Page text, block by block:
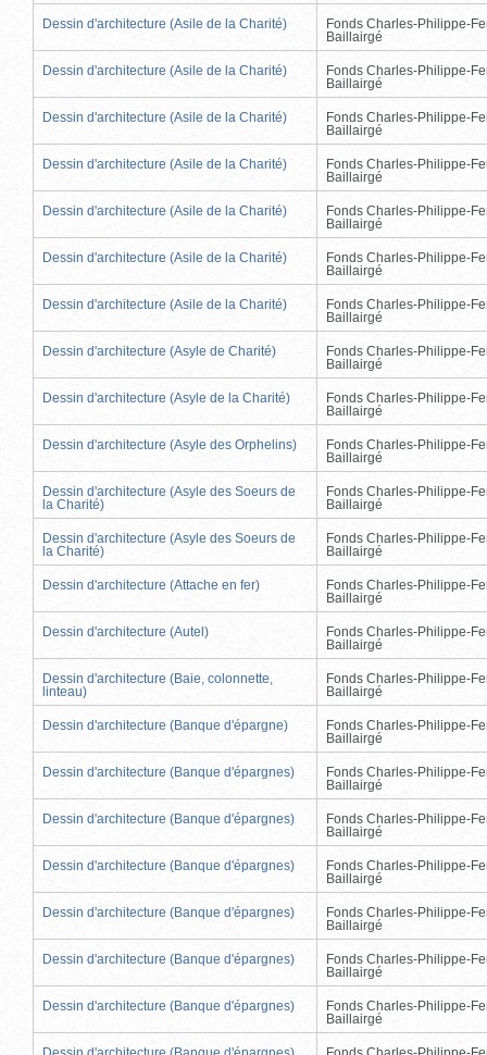
Dessin d'architecture (Asile de la Charité)
Fonds Charles-Philippe-
Baillairgé
Dessin d'architecture (Asile de la Charité)
Fonds Charles-Philippe-
Baillairgé
Dessin d'architecture (Asile de la Charité)
Fonds Charles-Philippe-
Baillairgé
Dessin d'architecture (Asile de la Charité)
Fonds Charles-Philippe-
Baillairgé
Dessin d'architecture (Asile de la Charité)
Fonds Charles-Philippe-
Baillairgé
Dessin d'architecture (Asile de la Charité)
Fonds Charles-Philippe-
Baillairgé
Dessin d'architecture (Asile de la Charité)
Fonds Charles-Philippe-
Baillairgé
Dessin d'architecture (Asyle de Charité)
Fonds Charles-Philippe-
Baillairgé
Dessin d'architecture (Asyle de la Charité)
Fonds Charles-Philippe-
Baillairgé
Dessin d'architecture (Asyle des Orphelins)
Fonds Charles-Philippe-
Baillairgé
Dessin d'architecture (Asyle des Soeurs de
la Charité)
Fonds Charles-Philippe-
Baillairgé
Dessin d'architecture (Asyle des Soeurs de
la Charité)
Fonds Charles-Philippe-
Baillairgé
Dessin d'architecture (Attache en fer)
Fonds Charles-Philippe-
Baillairgé
Dessin d'architecture (Autel)
Fonds Charles-Philippe-
Baillairgé
Dessin d'architecture (Baie, colonnette,
linteau)
Fonds Charles-Philippe-
Baillairgé
Dessin d'architecture (Banque d'épargne)
Fonds Charles-Philippe-
Baillairgé
Dessin d'architecture (Banque d'épargnes)
Fonds Charles-Philippe-
Baillairgé
Dessin d'architecture (Banque d'épargnes)
Fonds Charles-Philippe-
Baillairgé
Dessin d'architecture (Banque d'épargnes)
Fonds Charles-Philippe-
Baillairgé
Dessin d'architecture (Banque d'épargnes)
Fonds Charles-Philippe-
Baillairgé
Dessin d'architecture (Banque d'épargnes)
Fonds Charles-Philippe-
Baillairgé
Dessin d'architecture (Banque d'épargnes)
Fonds Charles-Philippe-
Baillairgé